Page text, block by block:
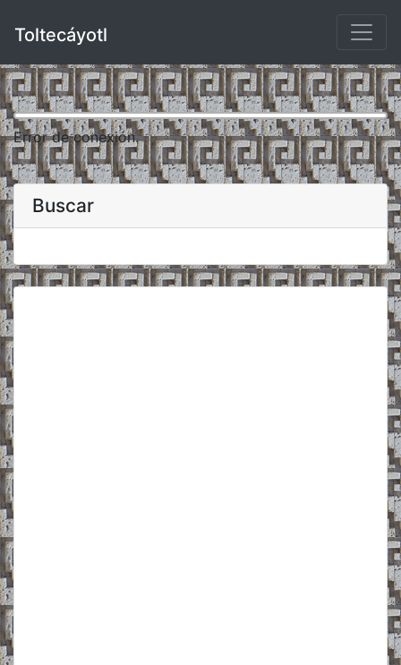
Toltecáyotl
Error de conexión.
Buscar